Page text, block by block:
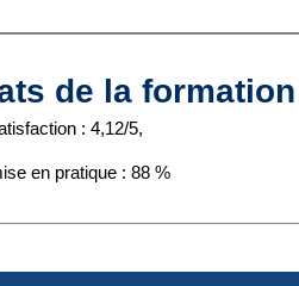
de la formation
: 4,12/5,
en pratique : 88 %